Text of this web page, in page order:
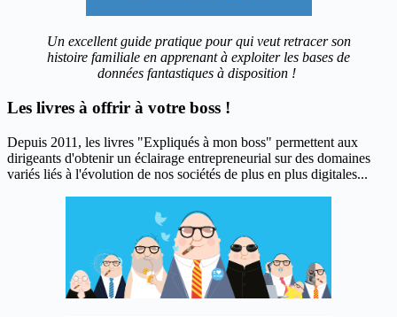
Un excellent guide pratique pour qui veut retracer son
histoire familiale en apprenant à exploiter les bases de
données fantastiques à disposition !
Les livres à offrir à votre boss !
Depuis 2011, les livres "Expliqués à mon boss" permettent aux
dirigeants d'obtenir un éclairage entrepreneurial sur des domaines
variés liés à l'évolution de nos sociétés de plus en plus digitales...